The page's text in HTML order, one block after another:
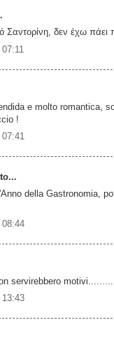
δεν έχω πάει
e molto romantica,
!
07:41
della Gastronomia,
08:44
servirebbero
13:43